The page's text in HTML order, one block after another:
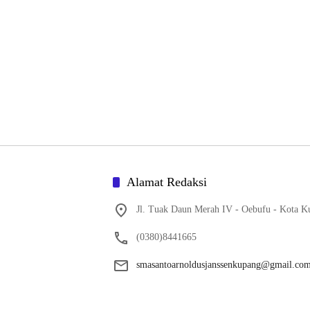
Alamat Redaksi
Jl. Tuak Daun Merah IV - Oebufu - Kota
(0380)8441665